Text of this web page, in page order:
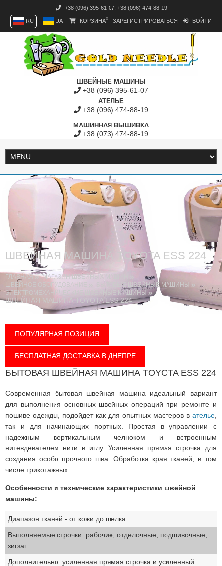
+38 (096) 395-61-07; +38 (096) 474-88-19
RU UA КОРЗИНА0 ЗАРЕГИСТРИРОВАТЬСЯ ВОЙТИ
ШВЕЙНЫЕ МАШИНЫ
+38 (096) 395-61-07
АТЕЛЬЕ
+38 (096) 474-88-19
МАШИННАЯ ВЫШИВКА
+38 (073) 474-88-19
ШВЕЙНАЯ МАШИНА TOYOTA ESS 224
ГЛАВНАЯ
МАГАЗИН ШВЕЙНЫХ МАШИН
ШВЕЙНОЕ ОБОРУДОВАНИЕ
БЫТОВЫЕ ШВЕЙНЫЕ МАШИНЫ
ЭЛЕКТРОМЕХАНИЧЕСКИЕ ШВЕЙНЫЕ МАШИНЫ
ШВЕЙНАЯ МАШИНА TOYOTA ESS 224
ПОПУЛЯРНАЯ ПОЗИЦИЯ
БЕСПЛАТНАЯ ДОСТАВКА В ДНЕПРЕ
БЫТОВАЯ ШВЕЙНАЯ МАШИНА TOYOTA ESS 224
Современная бытовая швейная машина идеальный вариант
для выполнения основных швейных операций при ремонте и
пошиве одежды, подойдет как для опытных мастеров в ателье,
так и для начинающих портных. Простая в управлении с
надежным вертикальным челноком и встроенным
нитевдевателем нити в иглу. Усиленная прямая строчка для
создания особо прочного шва. Обработка края тканей, в том
числе трикотажных.
Особенности и технические характеристики швейной
машины:
Диапазон тканей - от кожи до шелка
Выполняемые строчки: рабочие, отделочные, подшивочные,
зигзаг
Дополнительно: усиленная прямая строчка и усиленный